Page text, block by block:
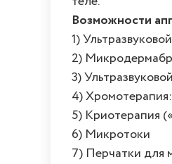
Возможности
1)
2)
3)
4)
5) Криотерапия
6) Микротоки
7) Перчатки для